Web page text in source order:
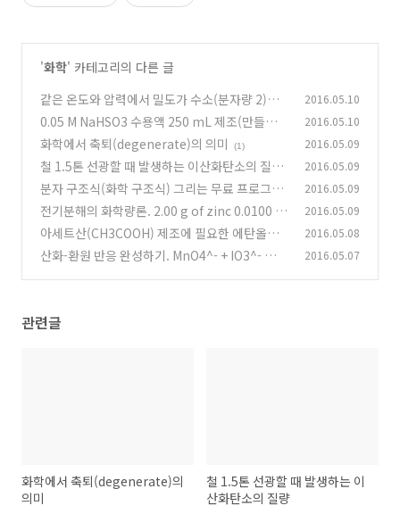
'화학' 카테고리의 다른 글
같은 온도와 압력에서 밀도가 수소(분자량 2)의 8
배인 기체 A의 분자량은?
(0)
2016.05.10
0.05 M NaHSO3 수용액 250 mL 제조(만들기)
(0)
2016.05.10
화학에서 축퇴(degenerate)의 의미 (1) 2016.05.09
철 1.5톤 선광할 때 발생하는 이산화탄소의 질량
(0)
2016.05.09
분자 구조식(화학 구조식) 그리는 무료 프로그램.
Marvin Beans (0)
2016.05.09
전기분해의 화학량론. 2.00 g of zinc 0.0100 a
mperes (0)
2016.05.09
아세트산(CH3COOH) 제조에 필요한 에탄올의
양 (0)
2016.05.08
산화-환원 반응 완성하기. MnO4^- + IO3^- →
2016.05.07
관련글
화학에서 축퇴(degenerate)의
의미
철 1.5톤 선광할 때 발생하는 이
산화탄소의 질량